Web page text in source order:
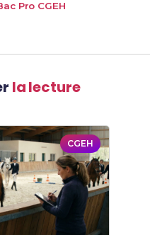
Pro CGEH
la lecture
CGEH